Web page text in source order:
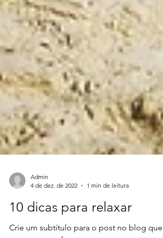
4 de dez. de 2022
1 min de leitura
10 dicas para relaxar